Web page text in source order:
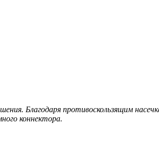
Благодаря противоскользящим
коннектора.